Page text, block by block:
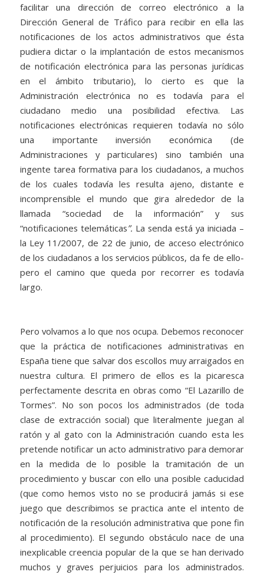
facilitar una dirección de correo electrónico a la
Dirección General de Tráfico para recibir en ella las
notificaciones de los actos administrativos que ésta
pudiera dictar o la implantación de estos mecanismos
de notificación electrónica para las personas jurídicas
en el ámbito tributario), lo cierto es que la
Administración electrónica no es todavía para el
ciudadano medio una posibilidad efectiva. Las
notificaciones electrónicas requieren todavía no sólo
una importante inversión económica (de
Administraciones y particulares) sino también una
ingente tarea formativa para los ciudadanos, a muchos
de los cuales todavía les resulta ajeno, distante e
incomprensible el mundo que gira alrededor de la
llamada “sociedad de la información” y sus
“notificaciones telemáticas”. La senda está ya iniciada –
la Ley 11/2007, de 22 de junio, de acceso electrónico
de los ciudadanos a los servicios públicos, da fe de ello-
pero el camino que queda por recorrer es todavía
largo.
Pero volvamos a lo que nos ocupa. Debemos reconocer
que la práctica de notificaciones administrativas en
España tiene que salvar dos escollos muy arraigados en
nuestra cultura. El primero de ellos es la picaresca
perfectamente descrita en obras como “El Lazarillo de
Tormes”. No son pocos los administrados (de toda
clase de extracción social) que literalmente juegan al
ratón y al gato con la Administración cuando esta les
pretende notificar un acto administrativo para demorar
en la medida de lo posible la tramitación de un
procedimiento y buscar con ello una posible caducidad
(que como hemos visto no se producirá jamás si ese
juego que describimos se practica ante el intento de
notificación de la resolución administrativa que pone fin
al procedimiento). El segundo obstáculo nace de una
inexplicable creencia popular de la que se han derivado
muchos y graves perjuicios para los administrados.